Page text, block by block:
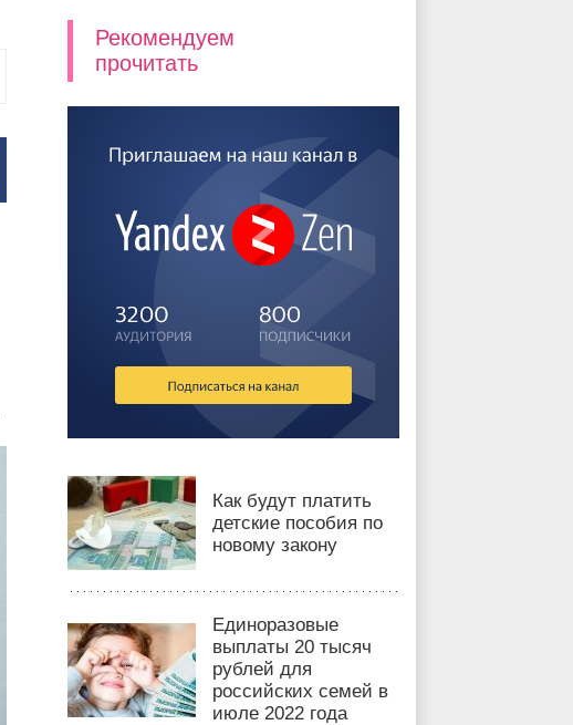
Рекомендуем
прочитать
Как будут платить
детские пособия по
новому закону
Единоразовые
выплаты 20 тысяч
рублей для
российских семей в
июле 2022 года